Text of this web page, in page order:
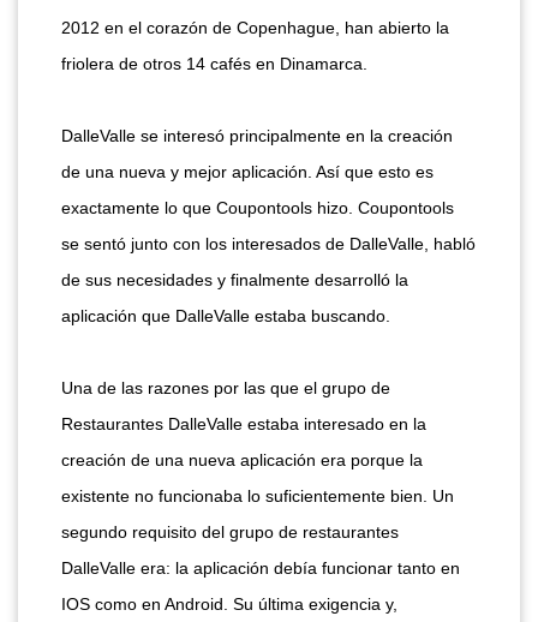
2012 en el corazón de Copenhague, han abierto la
friolera de otros 14 cafés en Dinamarca.
DalleValle se interesó principalmente en la creación
de una nueva y mejor aplicación. Así que esto es
exactamente lo que Coupontools hizo. Coupontools
se sentó junto con los interesados de DalleValle, habló
de sus necesidades y finalmente desarrolló la
aplicación que DalleValle estaba buscando.
Una de las razones por las que el grupo de
Restaurantes DalleValle estaba interesado en la
creación de una nueva aplicación era porque la
existente no funcionaba lo suficientemente bien. Un
segundo requisito del grupo de restaurantes
DalleValle era: la aplicación debía funcionar tanto en
IOS como en Android. Su última exigencia y,